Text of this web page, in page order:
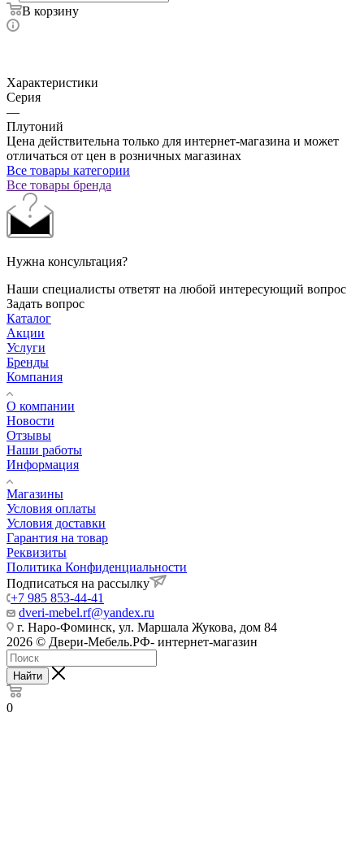
В корзину
Характеристики
Серия
—
Плутоний
Цена действительна только для интернет-магазина и может
отличаться от цен в розничных магазинах
Все товары категории
Все товары бренда
Нужна консультация?
Наши специалисты ответят на любой интересующий вопрос
Задать вопрос
Каталог
Акции
Услуги
Бренды
Компания
О компании
Новости
Отзывы
Наши работы
Информация
Магазины
Условия оплаты
Условия доставки
Гарантия на товар
Реквизиты
Политика Конфиденциальности
Подписаться на рассылку
+7 985 853-44-41
dveri-mebel.rf@yandex.ru
г. Наро-Фоминск, ул. Маршала Жукова, дом 84
2026 © Двери-Мебель.РФ- интернет-магазин
Найти
0